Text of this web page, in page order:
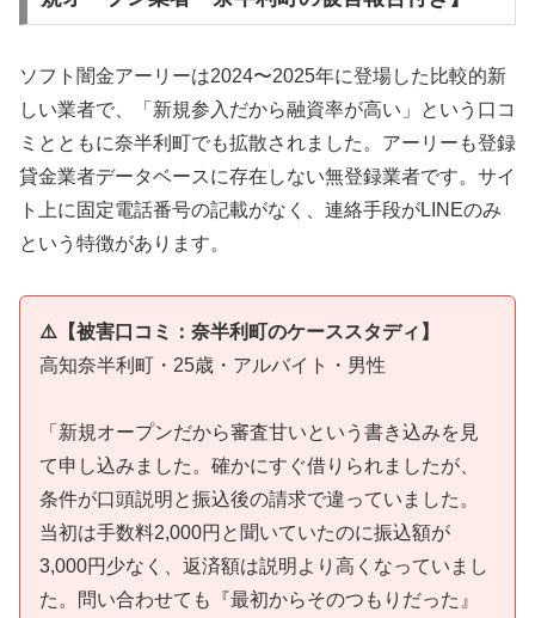
ソフト闇金アーリーは2024〜2025年に登場した比較的新
しい業者で、「新規参入だから融資率が高い」という口コ
ミとともに奈半利町でも拡散されました。アーリーも登録
貸金業者データベースに存在しない無登録業者です。サイ
ト上に固定電話番号の記載がなく、連絡手段がLINEのみ
という特徴があります。
⚠️【被害口コミ：奈半利町のケーススタディ】
高知奈半利町・25歳・アルバイト・男性
「新規オープンだから審査甘いという書き込みを見
て申し込みました。確かにすぐ借りられましたが、
条件が口頭説明と振込後の請求で違っていました。
当初は手数料2,000円と聞いていたのに振込額が
3,000円少なく、返済額は説明より高くなっていまし
た。問い合わせても『最初からそのつもりだった』